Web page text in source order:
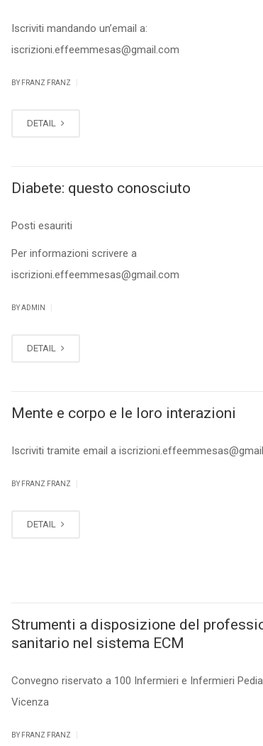
Iscriviti mandando un’email a:
iscrizioni.effeemmesas@gmail.com
BY FRANZ FRANZ
DETAIL
Diabete: questo conosciuto
Posti esauriti
Per informazioni scrivere a
iscrizioni.effeemmesas@gmail.com
BY ADMIN
DETAIL
Mente e corpo e le loro interazioni
Iscriviti tramite email a
BY FRANZ FRANZ
DETAIL
Strumenti a disposizione del
sanitario nel sistema ECM
Convegno riservato a 100 Infermieri e Infermieri
Vicenza
BY FRANZ FRANZ